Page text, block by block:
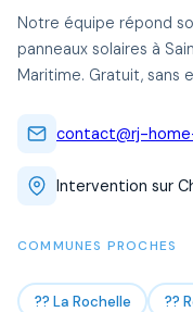
Notre équipe répond
panneaux solaires à
Maritime. Gratuit, sans
contact@rj-
Intervention sur
COMMUNES PROCHES
?? La Rochelle ??